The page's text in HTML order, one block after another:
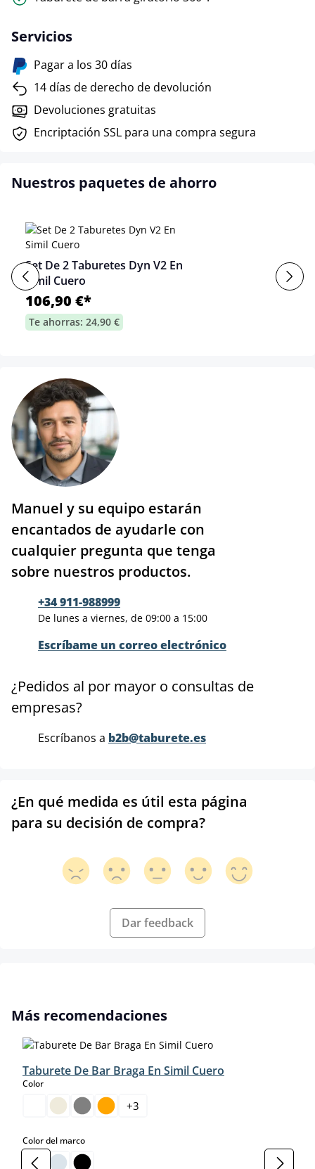
Servicios
Pagar a los 30 días
14 días de derecho de devolución
Devoluciones gratuitas
Encriptación SSL para una compra segura
Nuestros paquetes de ahorro
Set De 2 Taburetes Dyn V2 En
Simil Cuero
106,90 €*
Te ahorras: 24,90 €
Manuel y su equipo estarán
encantados de ayudarle con
cualquier pregunta que tenga
sobre nuestros productos.
+34 911-988999
De lunes a viernes, de 09:00 a 15:00
Escríbame un correo electrónico
¿Pedidos al por mayor o consultas de
empresas?
Escríbanos a b2b@taburete.es
¿En qué medida es útil esta página
para su decisión de compra?
Dar feedback
Omitir la galería de productos
Más recomendaciones
Taburete De Bar Braga En Simil Cuero
Colorselect
+3
Color del marcoselect